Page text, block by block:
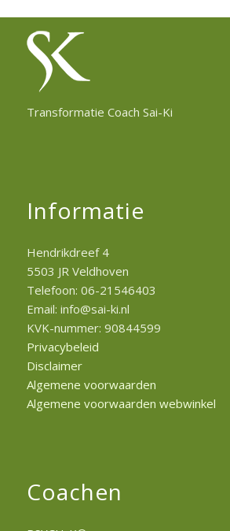
Transformatie Coach Sai-Ki
Informatie
Hendrikdreef 4
5503 JR Veldhoven
Telefoon: 06-21546403
Email: info@sai-ki.nl
KVK-nummer: 90844599
Privacybeleid
Disclaimer
Algemene voorwaarden
Algemene voorwaarden webwinkel
Coachen